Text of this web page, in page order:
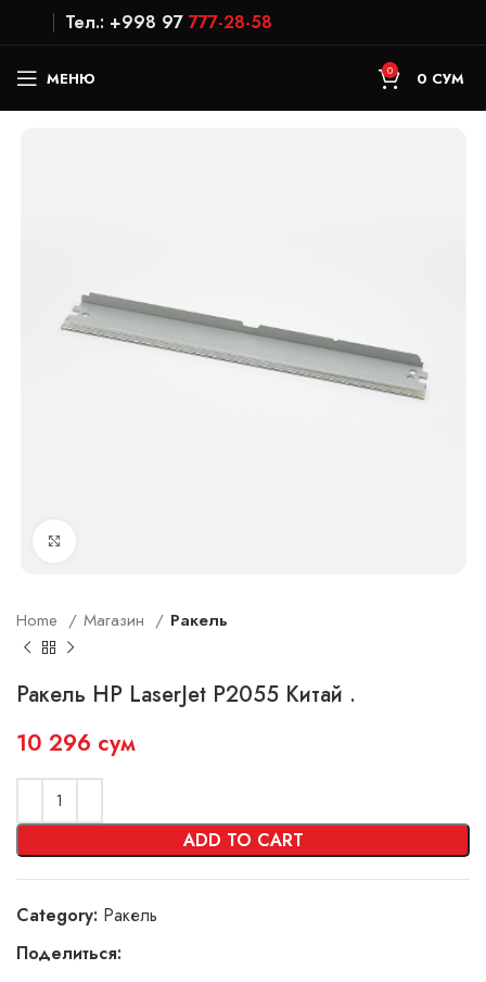
Тел.: +998 97 777-28-58
МЕНЮ 0 0 СУМ
Home Магазин Ракель
Ракель HP LaserJet P2055 Китай .
10 296 сум
ADD TO CART
Category: Ракель
Поделиться: